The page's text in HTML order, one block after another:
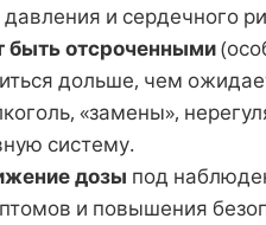
и сердечного
отсроченными
дольше, чем
«замены»,
систему.
дозы под
и повышения